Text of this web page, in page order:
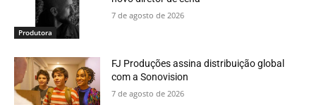
Produtora
7 de agosto de 2026
FJ Produções assina distribuição global
com a Sonovision
7 de agosto de 2026